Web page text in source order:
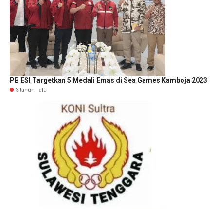
PB ESI Targetkan 5 Medali Emas di Sea Games Kamboja 2023
3 tahun lalu